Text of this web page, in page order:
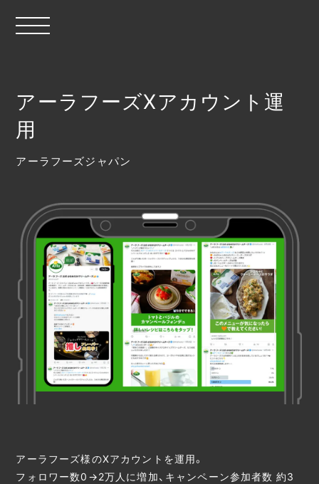
アーラフーズXアカウント運
用
アーラフーズジャパン
アーラフーズ様のXアカウントを運用。
フォロワー数0→2万人に増加、キャンペーン参加者数 約3